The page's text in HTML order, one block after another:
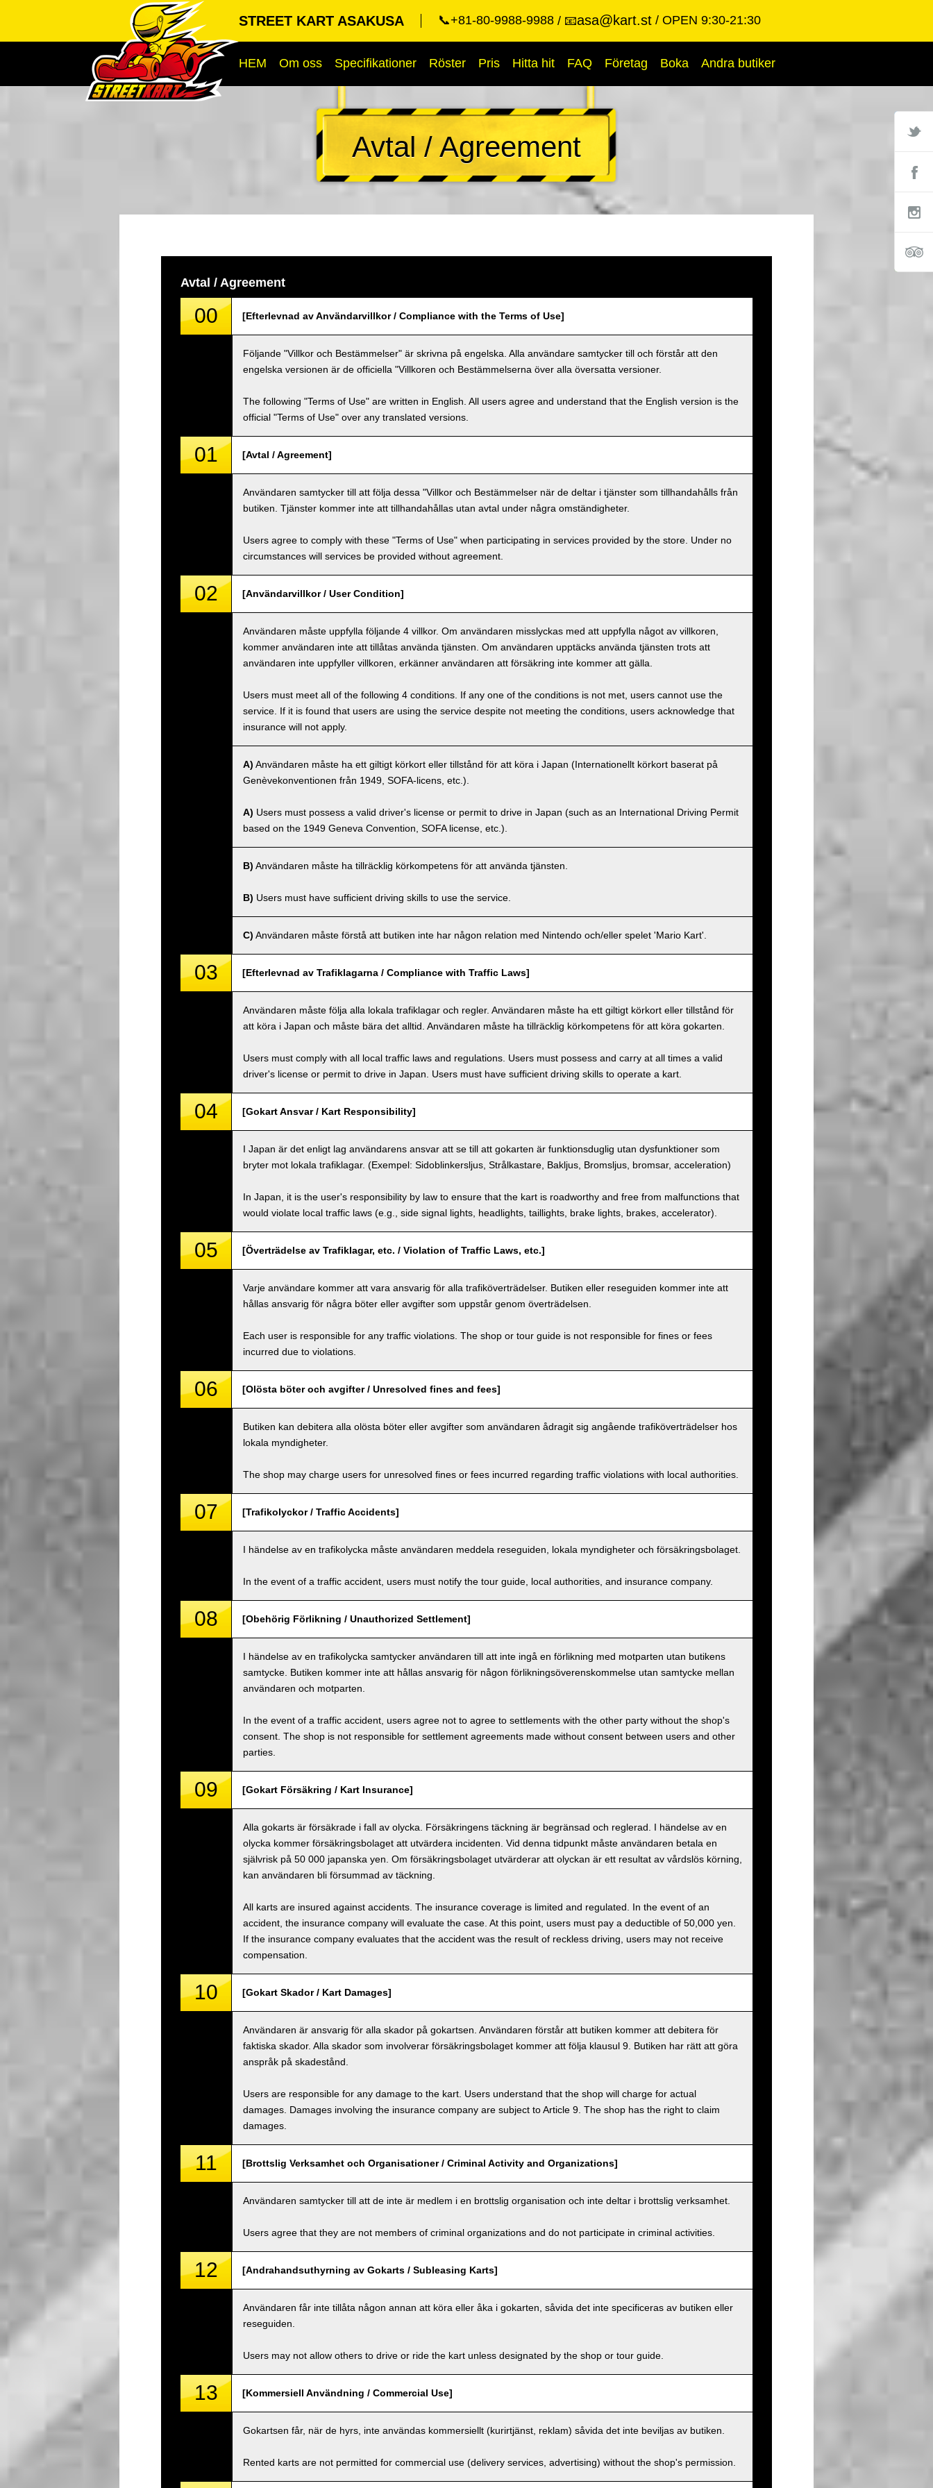
STREET KART ASAKUSA 📞+81-80-9988-9988 📧asa@kart.st OPEN 9:30-21:30
HEM Om oss Specifikationer Röster Pris Hitta hit FAQ Företag Boka Andra butiker
Avtal / Agreement
Avtal / Agreement
00 [Efterlevnad av Användarvillkor / Compliance with the Terms of Use]
Följande "Villkor och Bestämmelser" är skrivna på engelska. Alla användare samtycker till och förstår att den
engelska versionen är de officiella "Villkoren och Bestämmelserna över alla översatta versioner.
The following "Terms of Use" are written in English. All users agree and understand that the English version is the
official "Terms of Use" over any translated versions.
01 [Avtal / Agreement]
Användaren samtycker till att följa dessa "Villkor och Bestämmelser när de deltar i tjänster som tillhandahålls från
butiken. Tjänster kommer inte att tillhandahållas utan avtal under några omständigheter.
Users agree to comply with these "Terms of Use" when participating in services provided by the store. Under no
circumstances will services be provided without agreement.
02 [Användarvillkor / User Condition]
Användaren måste uppfylla följande 4 villkor. Om användaren misslyckas med att uppfylla något av villkoren,
kommer användaren inte att tillåtas använda tjänsten. Om användaren upptäcks använda tjänsten trots att
användaren inte uppfyller villkoren, erkänner användaren att försäkring inte kommer att gälla.
Users must meet all of the following 4 conditions. If any one of the conditions is not met, users cannot use the
service. If it is found that users are using the service despite not meeting the conditions, users acknowledge that
insurance will not apply.
A) Användaren måste ha ett giltigt körkort eller tillstånd för att köra i Japan (Internationellt körkort baserat på
Genèvekonventionen från 1949, SOFA-licens, etc.).
A) Users must possess a valid driver's license or permit to drive in Japan (such as an International Driving Permit
based on the 1949 Geneva Convention, SOFA license, etc.).
B) Användaren måste ha tillräcklig körkompetens för att använda tjänsten.
B) Users must have sufficient driving skills to use the service.
C) Användaren måste förstå att butiken inte har någon relation med Nintendo och/eller spelet 'Mario Kart'.
03 [Efterlevnad av Trafiklagarna / Compliance with Traffic Laws]
Användaren måste följa alla lokala trafiklagar och regler. Användaren måste ha ett giltigt körkort eller tillstånd för
att köra i Japan och måste bära det alltid. Användaren måste ha tillräcklig körkompetens för att köra gokarten.
Users must comply with all local traffic laws and regulations. Users must possess and carry at all times a valid
driver's license or permit to drive in Japan. Users must have sufficient driving skills to operate a kart.
04 [Gokart Ansvar / Kart Responsibility]
I Japan är det enligt lag användarens ansvar att se till att gokarten är funktionsduglig utan dysfunktioner som
bryter mot lokala trafiklagar. (Exempel: Sidoblinkersljus, Strålkastare, Bakljus, Bromsljus, bromsar, acceleration)
In Japan, it is the user's responsibility by law to ensure that the kart is roadworthy and free from malfunctions that
would violate local traffic laws (e.g., side signal lights, headlights, taillights, brake lights, brakes, accelerator).
05 [Överträdelse av Trafiklagar, etc. / Violation of Traffic Laws, etc.]
Varje användare kommer att vara ansvarig för alla trafiköverträdelser. Butiken eller reseguiden kommer inte att
hållas ansvarig för några böter eller avgifter som uppstår genom överträdelsen.
Each user is responsible for any traffic violations. The shop or tour guide is not responsible for fines or fees
incurred due to violations.
06 [Olösta böter och avgifter / Unresolved fines and fees]
Butiken kan debitera alla olösta böter eller avgifter som användaren ådragit sig angående trafiköverträdelser hos
lokala myndigheter.
The shop may charge users for unresolved fines or fees incurred regarding traffic violations with local authorities.
07 [Trafikolyckor / Traffic Accidents]
I händelse av en trafikolycka måste användaren meddela reseguiden, lokala myndigheter och försäkringsbolaget.
In the event of a traffic accident, users must notify the tour guide, local authorities, and insurance company.
08 [Obehörig Förlikning / Unauthorized Settlement]
I händelse av en trafikolycka samtycker användaren till att inte ingå en förlikning med motparten utan butikens
samtycke. Butiken kommer inte att hållas ansvarig för någon förlikningsöverenskommelse utan samtycke mellan
användaren och motparten.
In the event of a traffic accident, users agree not to agree to settlements with the other party without the shop's
consent. The shop is not responsible for settlement agreements made without consent between users and other
parties.
09 [Gokart Försäkring / Kart Insurance]
Alla gokarts är försäkrade i fall av olycka. Försäkringens täckning är begränsad och reglerad. I händelse av en
olycka kommer försäkringsbolaget att utvärdera incidenten. Vid denna tidpunkt måste användaren betala en
självrisk på 50 000 japanska yen. Om försäkringsbolaget utvärderar att olyckan är ett resultat av vårdslös körning,
kan användaren bli försummad av täckning.
All karts are insured against accidents. The insurance coverage is limited and regulated. In the event of an
accident, the insurance company will evaluate the case. At this point, users must pay a deductible of 50,000 yen.
If the insurance company evaluates that the accident was the result of reckless driving, users may not receive
compensation.
10 [Gokart Skador / Kart Damages]
Användaren är ansvarig för alla skador på gokartsen. Användaren förstår att butiken kommer att debitera för
faktiska skador. Alla skador som involverar försäkringsbolaget kommer att följa klausul 9. Butiken har rätt att göra
anspråk på skadestånd.
Users are responsible for any damage to the kart. Users understand that the shop will charge for actual
damages. Damages involving the insurance company are subject to Article 9. The shop has the right to claim
damages.
11 [Brottslig Verksamhet och Organisationer / Criminal Activity and Organizations]
Användaren samtycker till att de inte är medlem i en brottslig organisation och inte deltar i brottslig verksamhet.
Users agree that they are not members of criminal organizations and do not participate in criminal activities.
12 [Andrahandsuthyrning av Gokarts / Subleasing Karts]
Användaren får inte tillåta någon annan att köra eller åka i gokarten, såvida det inte specificeras av butiken eller
reseguiden.
Users may not allow others to drive or ride the kart unless designated by the shop or tour guide.
13 [Kommersiell Användning / Commercial Use]
Gokartsen får, när de hyrs, inte användas kommersiellt (kurirtjänst, reklam) såvida det inte beviljas av butiken.
Rented karts are not permitted for commercial use (delivery services, advertising) without the shop's permission.